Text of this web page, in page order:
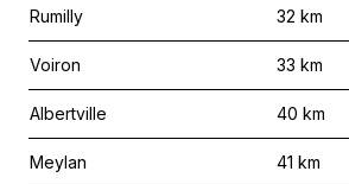
Rumilly 32 km
Voiron 33 km
Albertville 40 km
Meylan 41 km